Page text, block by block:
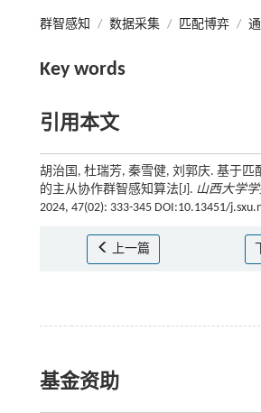
群智感知 / 数据采集 / 匹配博弈 /
Key words
引用本文
胡治国, 杜瑞芳, 秦雪健, 刘郭庆. 基于匹
的主从协作群智感知算法[J]. 山西大学
2024, 47(02): 333-345 DOI:10.13451/
上一篇
基金资助